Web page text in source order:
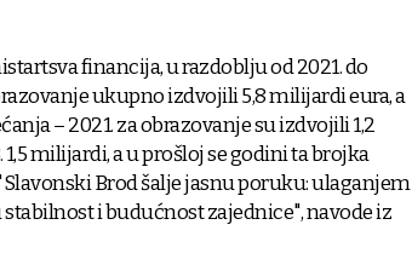
financija, u razdoblju od 2021. do
ukupno izdvojili 5,8 milijardi eura, a
– 2021. za obrazovanje su izdvojili 1,2
milijardi, a u prošloj se godini ta brojka
Brod šalje jasnu poruku: ulaganjem
i budućnost zajednice", navode iz